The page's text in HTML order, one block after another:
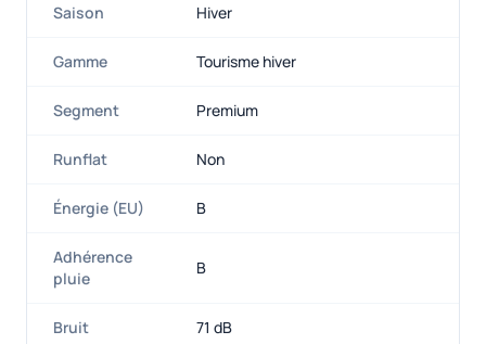
Saison Hiver
Gamme Tourisme hiver
Segment Premium
Runflat Non
Énergie (EU) B
Adhérence
pluie
B
Bruit 71 dB